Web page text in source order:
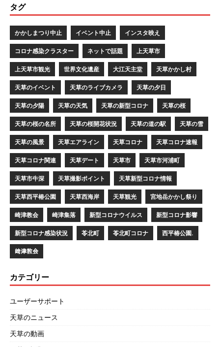
タグ
かかしまつり中止 イベント中止 インスタ映え
コロナ感染クラスター ネットで話題 上天草市
上天草市観光 世界文化遺産 大江天主堂 天草かかし村
天草のイベント 天草のライブカメラ 天草の夕日
天草の夕陽 天草の天気 天草の新型コロナ 天草の桜
天草の桜の名所 天草の桜開花状況 天草の道の駅 天草の雪
天草の風景 天草エアライン 天草コロナ 天草コロナ速報
天草コロナ関連 天草デート 天草市 天草市河浦町
天草市牛深 天草撮影ポイント 天草新型コロナ情報
天草西平椿公園 天草西海岸 天草観光 宮地岳かかし祭り
崎津教会 崎津集落 新型コロナウイルス 新型コロナ影響
新型コロナ感染状況 苓北町 苓北町コロナ 西平椿公園.
﨑津教会
カテゴリー
ユーザーサポート
天草のニュース
天草の動画